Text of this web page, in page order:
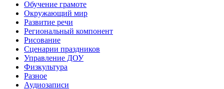
Обучение грамоте
Окружающий мир
Развитие речи
Региональный компонент
Рисование
Сценарии праздников
Управление ДОУ
Физкультура
Разное
Аудиозаписи